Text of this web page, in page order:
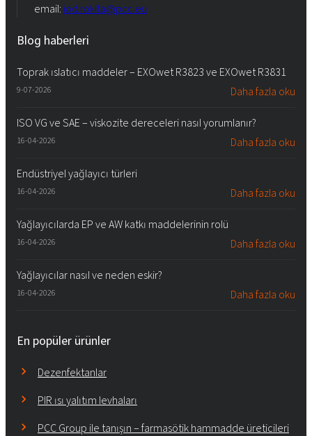
email: iod.rokita@pcc.eu
Blog haberleri
Toprak ıslatıcı maddeler – EXOwet R3823 ve EXOwet R3831
9-07-2026 Daha fazla oku
ISO VG ve SAE – viskozite dereceleri nasıl yorumlanır?
16-04-2026 Daha fazla oku
Endüstriyel yağlayıcı türleri
16-04-2026 Daha fazla oku
Yağlayıcılarda EP ve AW katkı maddelerinin rolü
16-04-2026 Daha fazla oku
Yağlayıcılar nasıl ve neden eskir?
16-04-2026 Daha fazla oku
En popüler ürünler
Dezenfektanlar
PIR ısı yalıtım levhaları
PCC Group ile tanışın – farmasötik hammadde üreticileri